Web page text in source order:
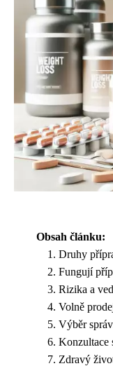
Obsah článku:
Druhy
Fungují
Rizika a
Volně
Výběr
Konzultace
Zdravý